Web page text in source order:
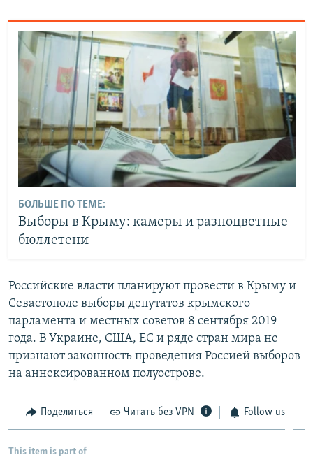
БОЛЬШЕ ПО ТЕМЕ:
Выборы в Крыму: камеры и разноцветные
бюллетени
Российские власти планируют провести в Крыму и
Севастополе выборы депутатов крымского
парламента и местных советов 8 сентября 2019
года. В Украине, США, ЕС и ряде стран мира не
признают законность проведения Россией выборов
на аннексированном полуострове.
Поделиться Читать без VPN Follow us
This item is part of